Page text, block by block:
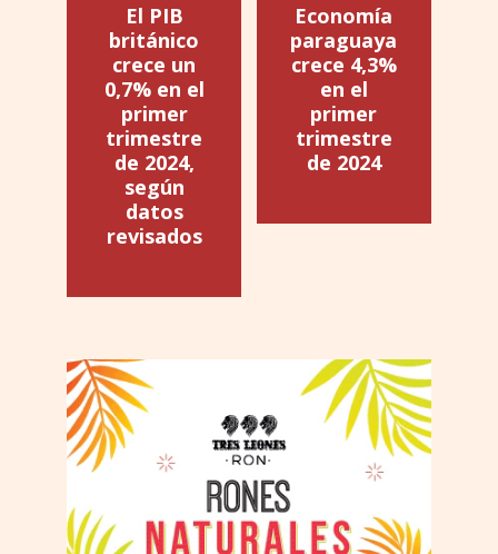
El PIB
británico
crece un
0,7% en el
primer
trimestre
de 2024,
según
datos
revisados
Economía
paraguaya
crece 4,3%
en el
primer
trimestre
de 2024